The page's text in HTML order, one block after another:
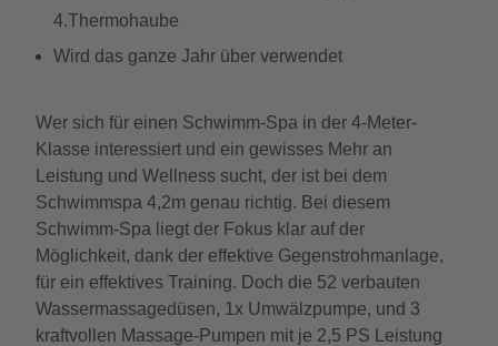
4.Thermohaube
Wird das ganze Jahr über verwendet
Wer sich für einen Schwimm-Spa in der 4-Meter-
Klasse interessiert und ein gewisses Mehr an
Leistung und Wellness sucht, der ist bei dem
Schwimmspa 4,2m genau richtig. Bei diesem
Schwimm-Spa liegt der Fokus klar auf der
Möglichkeit, dank der effektive Gegenstrohmanlage,
für ein effektives Training. Doch die 52 verbauten
Wassermassagedüsen, 1x Umwälzpumpe, und 3
kraftvollen Massage-Pumpen mit je 2,5 PS Leistung